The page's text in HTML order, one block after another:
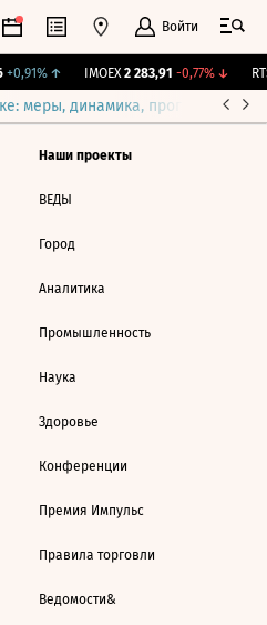
Войти
+0,91%↑ IMOEX 2 283,91 -0,77%↓
меры, динамика, прогнозы
Наши проекты
ВЕДЫ
Город
Аналитика
Промышленность
Наука
Здоровье
Конференции
Премия Импульс
Правила торговли
Ведомости&